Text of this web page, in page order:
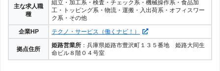
主な求人職
種
組立・加工系・検査・チェック系・機械操作系・食品加
工・トッピング系・物流・運搬・入出荷系・オフィスワー
ク系・その他
企業HP
テクノ・サービス（働くナビ！）
拠点住所
姫路営業所 ：兵庫県姫路市豊沢町１３５番地 姫路大同生
命ビル８階０４号室